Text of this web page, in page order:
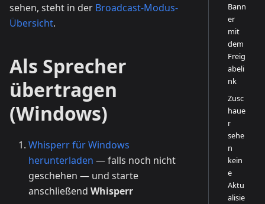
sehen, steht in der Broadcast-Modus-
Übersicht.
Als Sprecher
übertragen
(Windows)
Whisperr für Windows
herunterladen — falls noch nicht
geschehen — und starte
anschließend Whisperr
Bann
er
mit
dem
Freig
abeli
nk
Zusc
haue
r
sehe
n
kein
e
Aktu
alisie